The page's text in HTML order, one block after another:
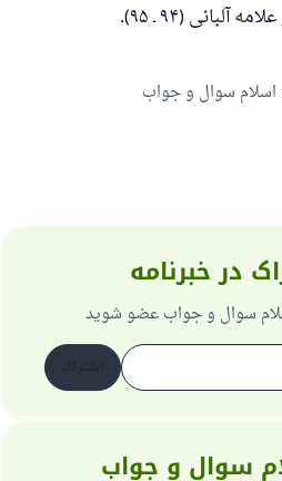
آلبانی (۹۴ ـ ۹۵).
سوال و جواب
در خبرنامه
سوال و جواب عضو شوید
سوال و جواب